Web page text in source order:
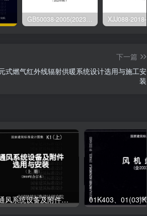
GB50038-2005(2023版)–人民防空地下室设计规范
下一篇
式燃气红外线辐射供暖系统设计选用与施工安
装
K1(上)–通风系统设备及附件选用与安装（上册）（2010年合订本）